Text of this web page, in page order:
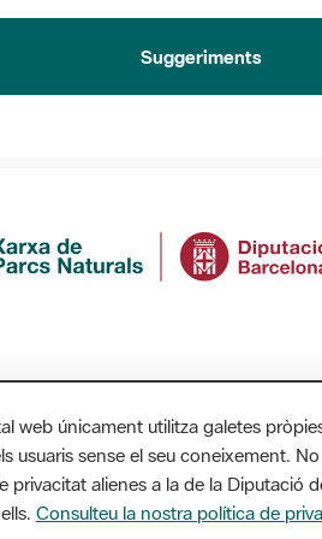
AVÍS LEGAL
web únicament utilitza galetes
usuaris sense el seu coneixement.
privacitat alienes a la de la Diputació
Consulteu la nostra política de